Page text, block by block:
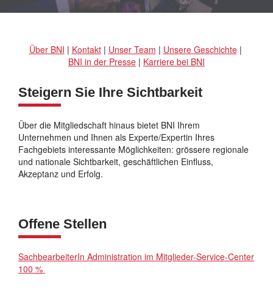
Über BNI | Kontakt| Unser Team | Unsere Geschichte|
BNI in der Presse | Karriere bei BNI
Steigern Sie Ihre Sichtbarkeit
Über die Mitgliedschaft hinaus bietet BNI Ihrem
Unternehmen und Ihnen als Experte/Expertin Ihres
Fachgebiets interessante Möglichkeiten: grössere regionale
und nationale Sichtbarkeit, geschäftlichen Einfluss,
Akzeptanz und Erfolg.
Offene Stellen
SachbearbeiterIn Administration im Mitglieder-Service-Center
100 %